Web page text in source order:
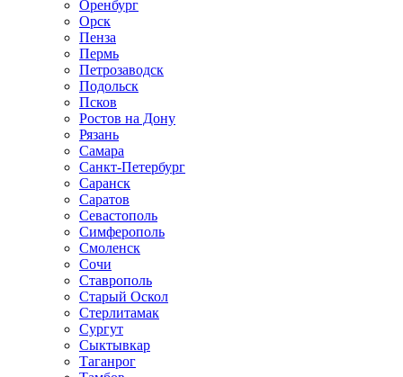
Оренбург
Орск
Пенза
Пермь
Петрозаводск
Подольск
Псков
Ростов на Дону
Рязань
Самара
Санкт-Петербург
Саранск
Саратов
Севастополь
Симферополь
Смоленск
Сочи
Ставрополь
Старый Оскол
Стерлитамак
Сургут
Сыктывкар
Таганрог